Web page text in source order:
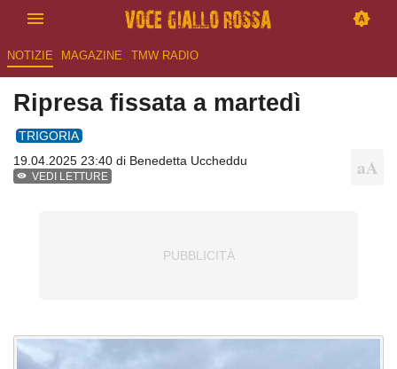
NOTIZIE MAGAZINE TMW RADIO
Ripresa fissata a martedì
TRIGORIA
19.04.2025 23:40 di Benedetta Uccheddu
VEDI LETTURE